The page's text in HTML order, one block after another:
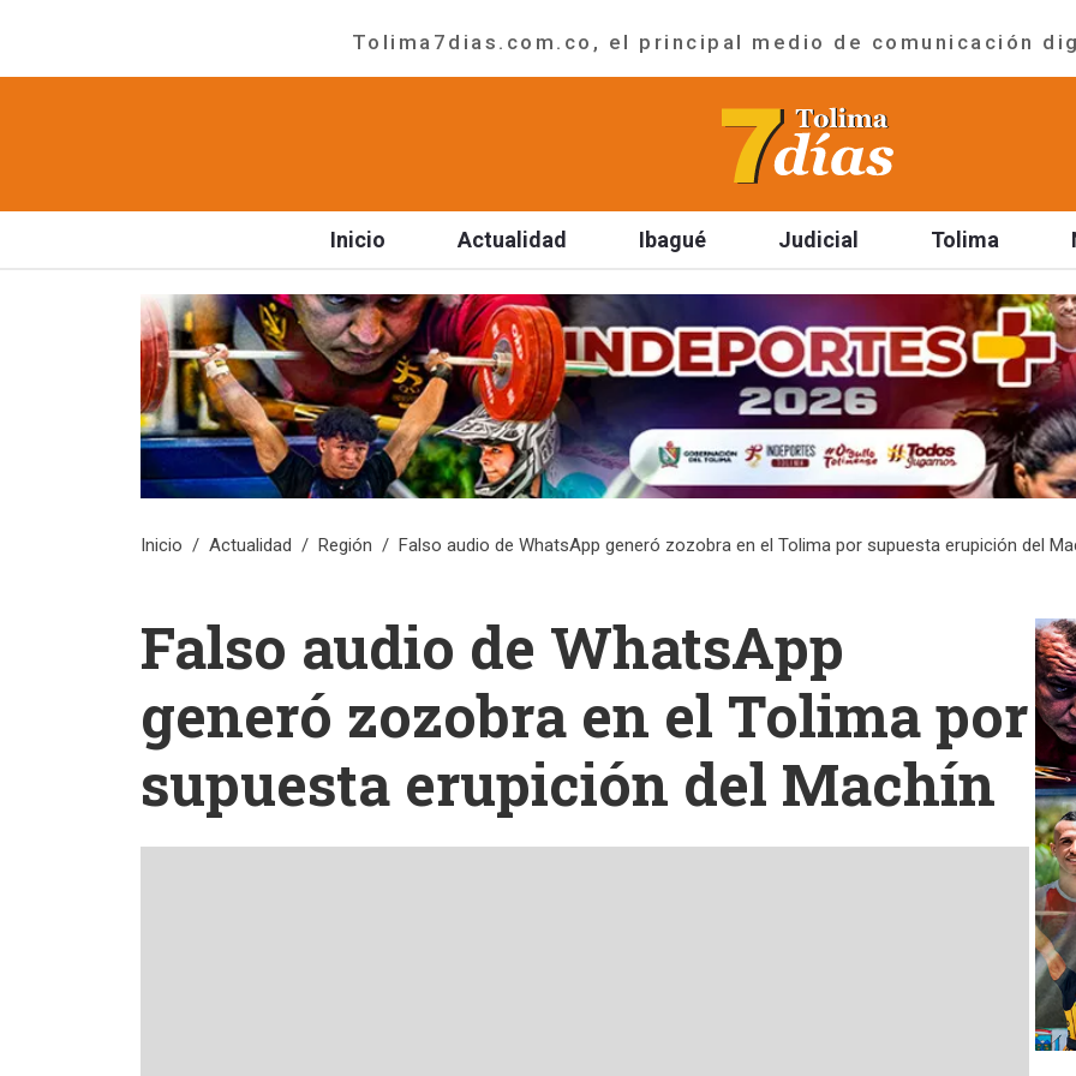
Tolima7dias.com.co, el principal medio de comunicación
Inicio Actualidad Ibagué Judicial Tolima
Inicio Actualidad Región Falso audio de WhatsApp generó zozobra en el Tolima por supuesta erupición del
Falso audio de WhatsApp
generó zozobra en el Tolima por
supuesta erupición del Machín